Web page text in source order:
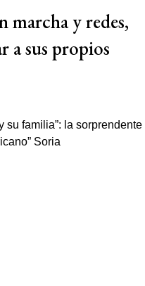
marcha y redes,
a sus propios